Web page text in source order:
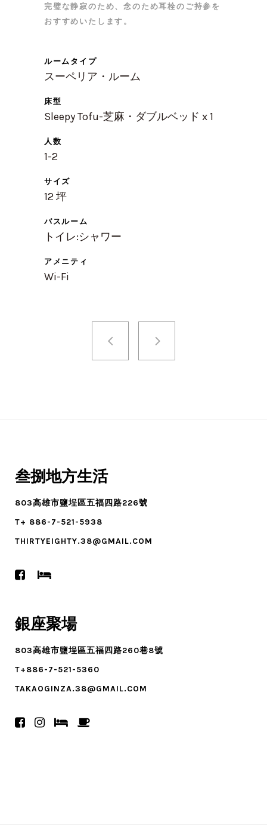
完璧な静寂のため、念のため耳栓のご持参を
おすすめいたします。
ルームタイプ
スーペリア・ルーム
床型
Sleepy Tofu-芝麻・ダブルベッド x 1
人数
1-2
サイズ
12 坪
バスルーム
トイレ:シャワー
アメニティ
Wi-Fi
叁捌地方生活
803高雄市鹽埕區五福四路226號
T+ 886-7-521-5938
THIRTYEIGHTY.38@GMAIL.COM
銀座聚場
803高雄市鹽埕區五福四路260巷8號
T+886-7-521-5360
TAKAOGINZA.38@GMAIL.COM